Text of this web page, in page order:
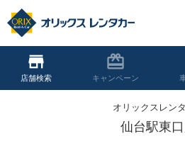
店舗 キャンペーン
オリックスレン
仙台駅東